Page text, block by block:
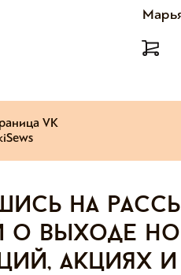
VK
на
о выходе
акциях и